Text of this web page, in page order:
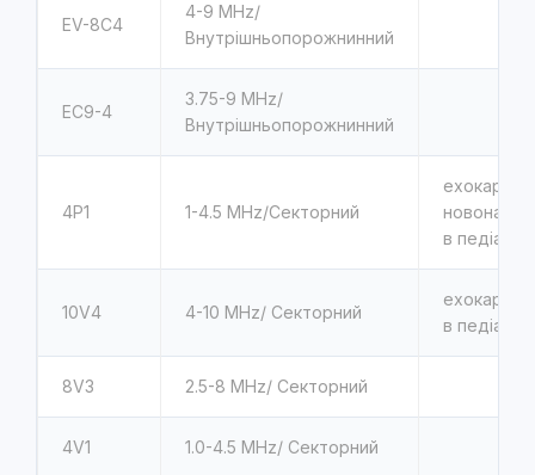
EV-8C4
4-9 MHz/
Внутрішньопорожнинний
EC9-4
3.75-9 MHz/
Внутрішньопорожнинний
4P1 1-4.5 MHz/Секторний
в педіатрії
10V4 4-10 MHz/ Секторний
в педіатрії
8V3 2.5-8 MHz/ Секторний
4V1 1.0-4.5 MHz/ Секторний